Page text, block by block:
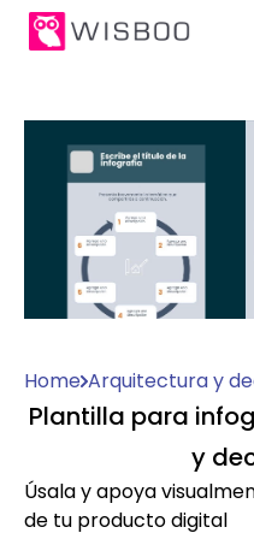
Home Arquitectura y
Plantilla para
y
Úsala y apoya
de tu producto digital